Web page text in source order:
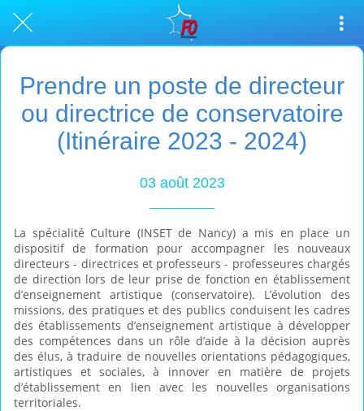
Prendre un poste de directeur
ou directrice de conservatoire
(Itinéraire 2023 - 2024)
03 août 2023
La spécialité Culture (INSET de Nancy) a mis en place un
dispositif de formation pour accompagner les nouveaux
directeurs - directrices et professeurs - professeures chargés
de direction lors de leur prise de fonction en établissement
d’enseignement artistique (conservatoire). L’évolution des
missions, des pratiques et des publics conduisent les cadres
des établissements d’enseignement artistique à développer
des compétences dans un rôle d’aide à la décision auprès
des élus, à traduire de nouvelles orientations pédagogiques,
artistiques et sociales, à innover en matière de projets
d’établissement en lien avec les nouvelles organisations
territoriales.